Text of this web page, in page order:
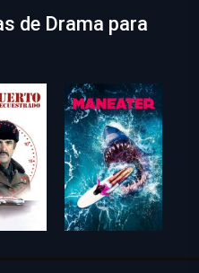
de Drama para